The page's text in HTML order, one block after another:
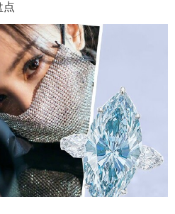
点